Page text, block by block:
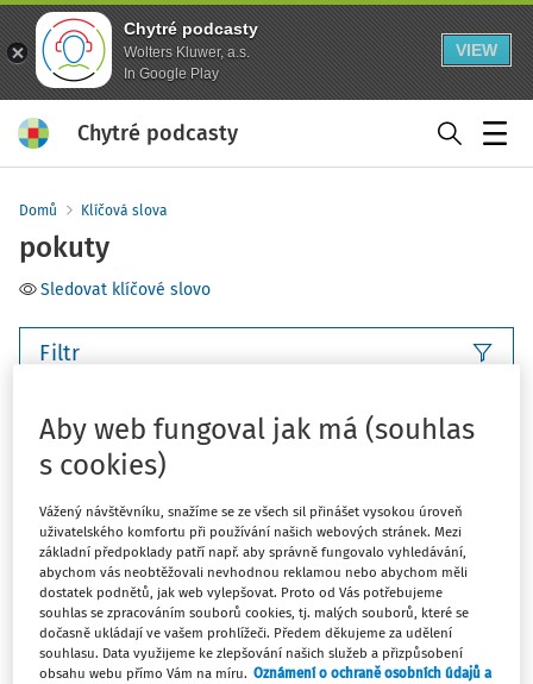
Chytré podcasty
Wolters Kluwer, a.s.
In Google Play
VIEW
Chytré podcasty
Domů Klíčová slova
pokuty
Sledovat klíčové slovo
Filtr
Počet vyhledaných dokumentů:
Řadit podle Nejnovější
VÝKLAD PRAXE
Jaký je právní náhled na poker dle
rozsudku Nejvyššího správního soudu?
JUDr. Petr Brothánek
Vydáno:1. 6. 2026Délka: 09:20
Aby web fungoval jak má (souhlas
s cookies)
Vážený návštěvníku, snažíme se ze všech sil přinášet vysokou úroveň
uživatelského komfortu při používání našich webových stránek. Mezi
základní předpoklady patří např. aby správně fungovalo vyhledávání,
abychom vás neobtěžovali nevhodnou reklamou nebo abychom měli
dostatek podnětů, jak web vylepšovat. Proto od Vás potřebujeme
souhlas se zpracováním souborů cookies, tj. malých souborů, které se
dočasně ukládají ve vašem prohlížeči. Předem děkujeme za udělení
souhlasu. Data využijeme ke zlepšování našich služeb a přizpůsobení
obsahu webu přímo Vám na míru. Oznámení o ochraně osobních údajů a